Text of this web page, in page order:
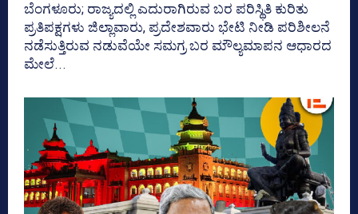
ಬೆಂಗಳೂರು; ರಾಜ್ಯದಲ್ಲಿ ಎದುರಾಗಿರುವ ಬರ ಪರಿಸ್ಥಿತಿ ಕುರಿತು
ಪ್ರತಿಪಕ್ಷಗಳು ಜಿಲ್ಲಾವಾರು, ಪ್ರದೇಶವಾರು ಭೇಟಿ ನೀಡಿ ಪರಿಶೀಲನೆ
ನಡೆಸುತ್ತಿರುವ ನಡುವೆಯೇ ಸಮಗ್ರ ಬರ ಮೌಲ್ಯಮಾಪನ ಆಧಾರದ
ಮೇಲೆ...